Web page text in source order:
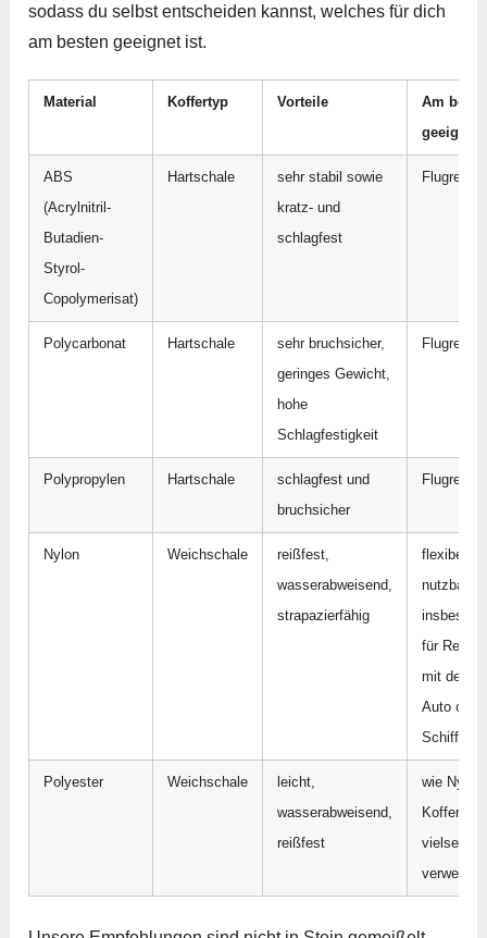
sodass du selbst entscheiden kannst, welches für dich
am besten geeignet ist.
Material Koffertyp Vorteile
Am
geeignet
ABS
(Acrylnitril-
Butadien-
Styrol-
Copolymerisat)
Hartschale
sehr stabil sowie
kratz- und
schlagfest
Flugreisen
Polycarbonat Hartschale
sehr bruchsicher,
geringes Gewicht,
hohe
Schlagfestigkeit
Flugreisen
Polypropylen Hartschale
schlagfest und
bruchsicher
Flugreisen
Nylon Weichschale
reißfest,
wasserabweisend,
strapazierfähig
flexibel
nutzbar
für Reisen
mit dem
Auto oder
Schiff
Polyester Weichschale
leicht,
wasserabweisend,
reißfest
wie Nylon-
Koffer
vielseitig